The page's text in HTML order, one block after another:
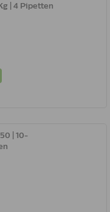
| 4 Pipetten